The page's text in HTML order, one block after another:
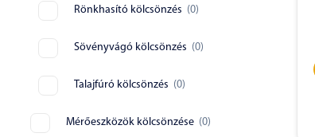
Rönkhasító kölcsönzés (0)
Sövényvágó kölcsönzés (0)
Talajfúró kölcsönzés (0)
Mérőeszközök kölcsönzése (0)